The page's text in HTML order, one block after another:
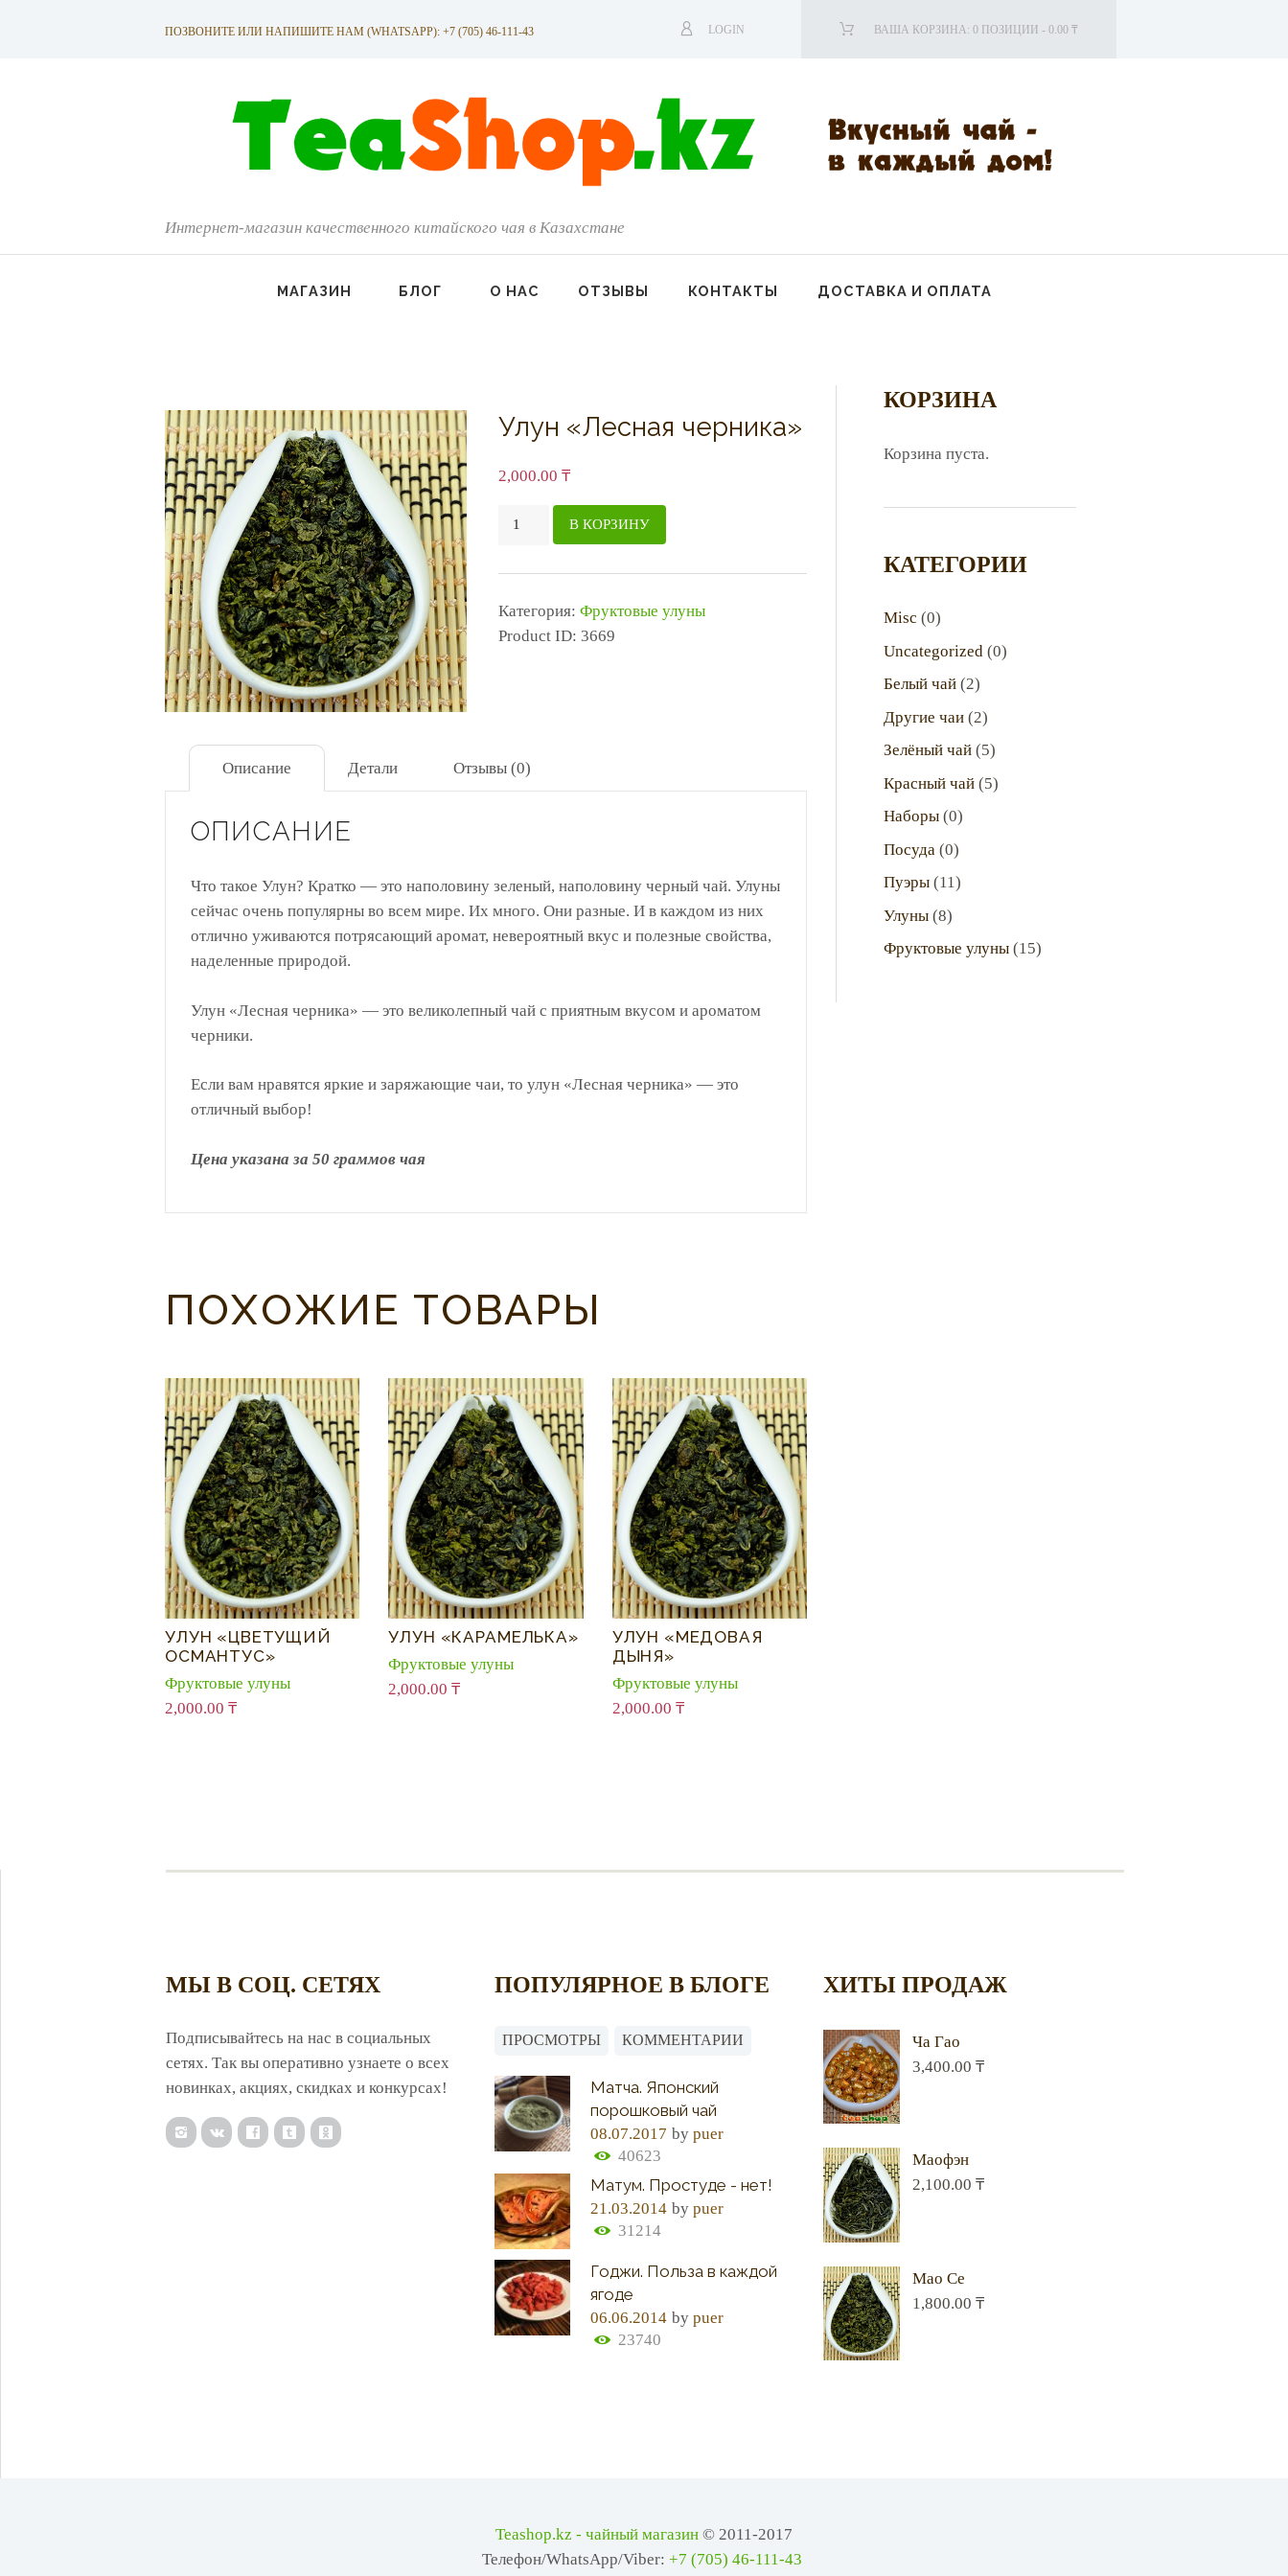
ПОЗВОНИТЕ ИЛИ НАПИШИТЕ НАМ (WHATSAPP): +7 (705) 46-111-43 LOGIN ВАША КОРЗИНА: 0 ПОЗИЦИИ - 0.00 ₸
Интернет-магазин качественного китайского чая в Казахстане
МАГАЗИН БЛОГ О НАС ОТЗЫВЫ КОНТАКТЫ ДОСТАВКА И ОПЛАТА
Улун «Лесная черника»
2,000.00₸
Количество
черника"
В КОРЗИНУ
Категория:Фруктовые улуны
Product ID:3669
Описание Детали Отзывы (0)
ОПИСАНИЕ
Что такое Улун? Кратко — это наполовину зеленый, наполовину черный чай. Улуны
сейчас очень популярны во всем мире. Их много. Они разные. И в каждом из них
отлично уживаются потрясающий аромат, невероятный вкус и полезные свойства,
наделенные природой.
Улун «Лесная черника» — это великолепный чай с приятным вкусом и ароматом
черники.
Если вам нравятся яркие и заряжающие чаи, то улун «Лесная черника» — это
отличный выбор!
Цена указана за 50 граммов чая
ПОХОЖИЕ ТОВАРЫ
УЛУН «ЦВЕТУЩИЙ
ОСМАНТУС»
Фруктовые улуны
2,000.00 ₸
УЛУН «КАРАМЕЛЬКА»
Фруктовые улуны
2,000.00₸
УЛУН «МЕДОВАЯ
ДЫНЯ»
Фруктовые улуны
2,000.00 ₸
КОРЗИНА
Корзина пуста.
КАТЕГОРИИ
Misc (0)
Uncategorized (0)
Белый чай (2)
Другие чаи (2)
Зелёный чай (5)
Красный чай (5)
Наборы (0)
Посуда (0)
Пуэры (11)
Улуны (8)
Фруктовые улуны (15)
МЫ В СОЦ. СЕТЯХ
Подписывайтесь на нас в социальных
сетях. Так вы оперативно узнаете о всех
новинках, акциях, скидках и конкурсах!
ПОПУЛЯРНОЕ В БЛОГЕ
ПРОСМОТРЫ КОММЕНТАРИИ
Матча. Японский
порошковый чай
08.07.2017 bypuer
40623
Матум. Простуде - нет!
21.03.2014 bypuer
31214
Годжи. Польза в каждой
ягоде
06.06.2014 bypuer
23740
ХИТЫ ПРОДАЖ
Ча Гао
3,400.00 ₸
Маофэн
2,100.00 ₸
Мао Се
1,800.00 ₸
Teashop.kz - чайный магазин © 2011-2017
Телефон/WhatsApp/Viber: +7 (705) 46-111-43